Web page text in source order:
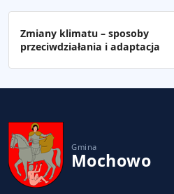
Zmiany klimatu – sposoby
przeciwdziałania i adaptacja
Gmina
Mochowo